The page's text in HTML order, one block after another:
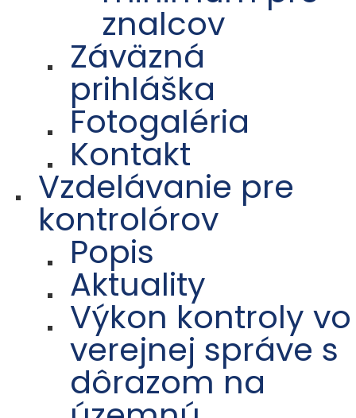
znalcov
Záväzná
prihláška
Fotogaléria
Kontakt
Vzdelávanie pre
kontrolórov
Popis
Aktuality
Výkon kontroly vo
verejnej správe s
dôrazom na